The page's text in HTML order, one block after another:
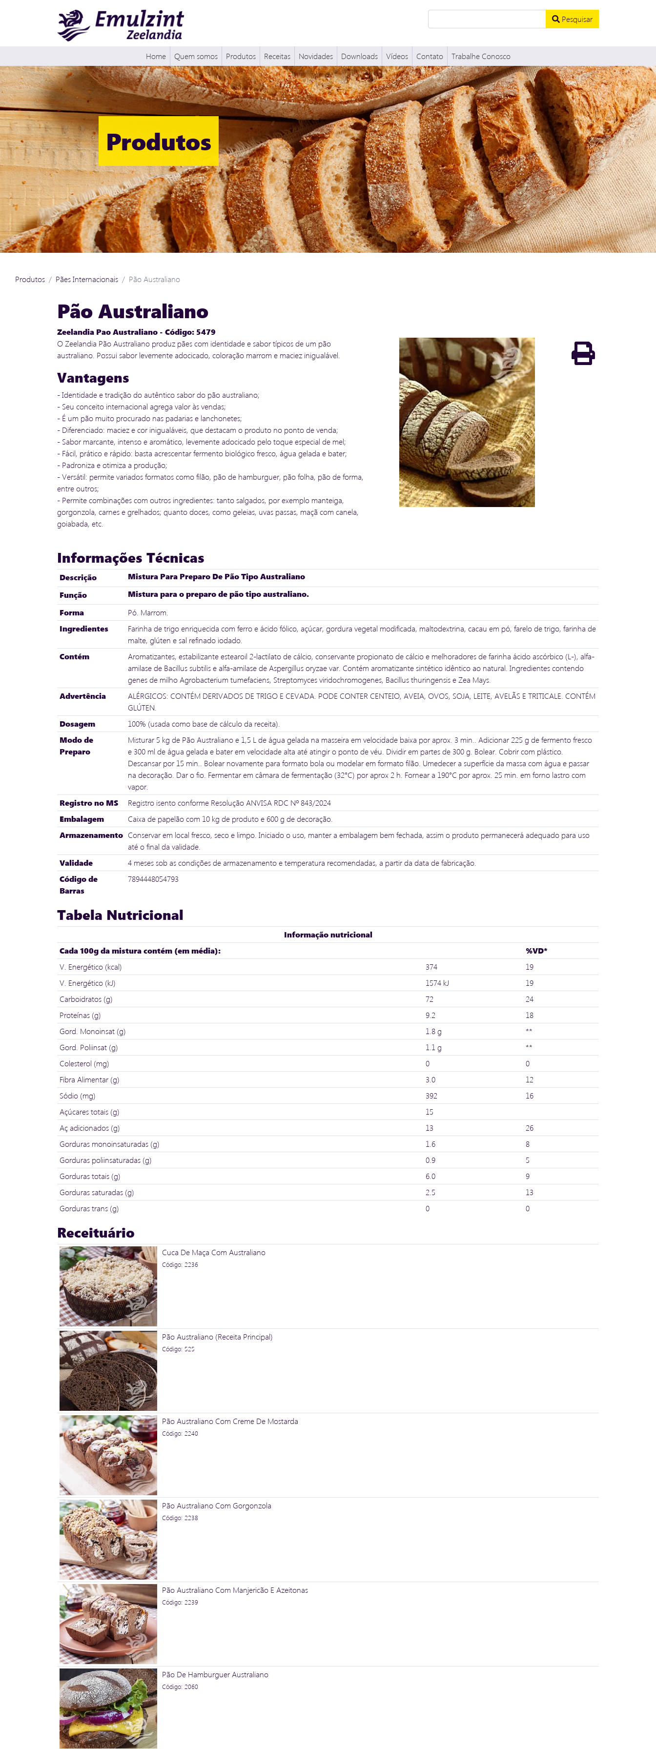
Pesquisar
Home Quem somos Produtos Receitas Novidades Downloads Vídeos Contato Trabalhe Conosco
Produtos
Produtos Pães Internacionais Pão Australiano
Pão Australiano
Zeelandia Pao Australiano - Código: 5479
O Zeelandia Pão Australiano produz pães com identidade e sabor típicos de um pão
australiano. Possui sabor levemente adocicado, coloração marrom e maciez inigualável.
Vantagens
- Identidade e tradição do autêntico sabor do pão australiano;
- Seu conceito internacional agrega valor às vendas;
- É um pão muito procurado nas padarias e lanchonetes;
- Diferenciado: maciez e cor inigualáveis, que destacam o produto no ponto de venda;
- Sabor marcante, intenso e aromático, levemente adocicado pelo toque especial de mel;
- Fácil, prático e rápido: basta acrescentar fermento biológico fresco, água gelada e bater;
- Padroniza e otimiza a produção;
- Versátil: permite variados formatos como filão, pão de hamburguer, pão folha, pão de forma,
entre outros;
- Permite combinações com outros ingredientes: tanto salgados, por exemplo manteiga,
gorgonzola, carnes e grelhados; quanto doces, como geleias, uvas passas, maçã com canela,
goiabada, etc.
Informações Técnicas
Descrição
Mistura Para Preparo De Pão Tipo Australiano
Função
Mistura para o preparo de pão tipo australiano.
Forma
Pó. Marrom.
Ingredientes
Farinha de trigo enriquecida com ferro e ácido fólico, açúcar, gordura vegetal modificada, maltodextrina, cacau em pó, farelo de trigo, farinha de
malte, glúten e sal refinado iodado.
Contém
Aromatizantes, estabilizante estearoil 2-lactilato de cálcio, conservante propionato de cálcio e melhoradores de farinha ácido ascórbico (L-), alfa-
amilase de Bacillus subtilis e alfa-amilase de Aspergillus oryzae var. Contém aromatizante sintético idêntico ao natural. Ingredientes contendo
genes de milho Agrobacterium tumefaciens, Streptomyces viridochromogenes, Bacillus thuringensis e Zea Mays.
Advertência
ALÉRGICOS: CONTÉM DERIVADOS DE TRIGO E CEVADA. PODE CONTER CENTEIO, AVEIA, OVOS, SOJA, LEITE, AVELÃS E TRITICALE. CONTÉM
GLÚTEN.
Dosagem
100% (usada como base de cálculo da receita).
Modo de
Preparo
Misturar 5 kg de Pão Australiano e 1,5 L de água gelada na masseira em velocidade baixa por aprox. 3 min.. Adicionar 225 g de fermento fresco
e 300 ml de água gelada e bater em velocidade alta até atingir o ponto de véu. Dividir em partes de 300 g. Bolear. Cobrir com plástico.
Descansar por 15 min.. Bolear novamente para formato bola ou modelar em formato filão. Umedecer a superfície da massa com água e passar
na decoração. Dar o fio. Fermentar em câmara de fermentação (32°C) por aprox 2 h. Fornear a 190°C por aprox. 25 min. em forno lastro com
vapor.
Registro no MS
Registro isento conforme Resolução ANVISA RDC Nº 843/2024
Embalagem
Caixa de papelão com 10 kg de produto e 600 g de decoração.
Armazenamento Conservar em local fresco, seco e limpo. Iniciado o uso, manter a embalagem bem fechada, assim o produto permanecerá adequado para uso
até o final da validade.
Validade
4 meses sob as condições de armazenamento e temperatura recomendadas, a partir da data de fabricação.
Código de
Barras
7894448054793
Tabela Nutricional
Informação nutricional
Cada 100g da mistura contém (em média):
%VD*
V. Energético (kcal)
374
19
V. Energético (kJ)
1574 kJ
19
Carboidratos (g)
72
24
Proteínas (g)
9.2
18
Gord. Monoinsat (g)
1.8 g
**
Gord. Poliinsat (g)
1.1 g
**
Colesterol (mg)
0
0
Fibra Alimentar (g)
3.0
12
Sódio (mg)
392
16
Açúcares totais (g)
15
Aç adicionados (g)
13
26
Gorduras monoinsaturadas (g)
1.6
8
Gorduras poliinsaturadas (g)
0.9
5
Gorduras totais (g)
6.0
9
Gorduras saturadas (g)
2.5
13
Gorduras trans (g)
0 0
Receituário
Cuca De Maça Com Australiano
Código: 2236
Pão Australiano (Receita Principal)
Código: 525
Pão Australiano Com Creme De Mostarda
Código: 2240
Pão Australiano Com Gorgonzola
Código: 2238
Pão Australiano Com Manjericão E Azeitonas
Código: 2239
Pão De Hamburguer Australiano
Código: 2060